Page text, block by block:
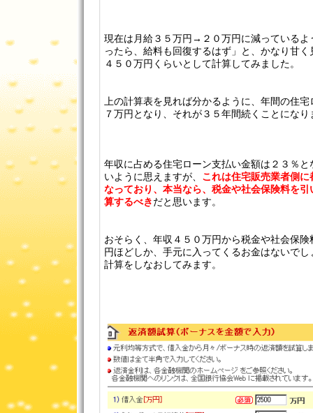
現在は月給３５万円→２０万円に減っているよ
ったら、給料も回復するはず」と、かなり甘
４５０万円くらいとして計算してみました。
上の計算表を見れば分かるように、年間の住
７万円となり、それが３５年間続くことになり
年収に占める住宅ローン支払い金額は２３％
いように思えますが、 これは住宅販売業者側
なっており、本当なら、税金や社会保険料を
算するべき だと思います。
おそらく、年収４５０万円から税金や社会保
円ほどしか、手元に入ってくるお金はないで
計算をしなおしてみます。